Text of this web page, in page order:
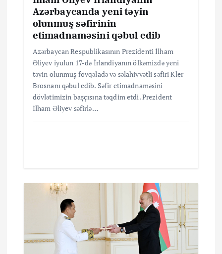
Azərbaycanda yeni təyin
olunmuş səfirinin
etimadnaməsini qəbul edib
Azərbaycan Respublikasının Prezidenti İlham
Əliyev iyulun 17-də İrlandiyanın ölkəmizdə yeni
təyin olunmuş fövqəladə və səlahiyyətli səfiri Kler
Brosnanı qəbul edib. Səfir etimadnaməsini
dövlətimizin başçısına təqdim etdi. Prezident
İlham Əliyev səfirlə…